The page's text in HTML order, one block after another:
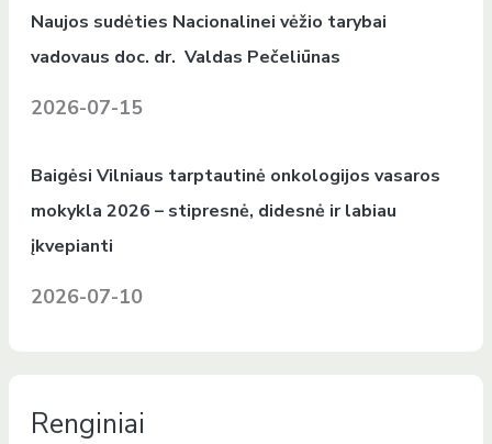
Naujos sudėties Nacionalinei vėžio tarybai
vadovaus doc. dr. Valdas Pečeliūnas
2026-07-15
Baigėsi Vilniaus tarptautinė onkologijos vasaros
mokykla 2026 – stipresnė, didesnė ir labiau
įkvepianti
2026-07-10
Renginiai